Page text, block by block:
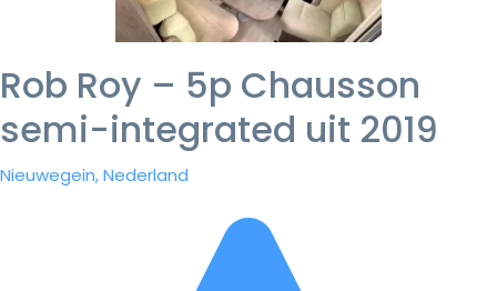
Rob Roy – 5p Chausson
semi-integrated uit 2019
Nieuwegein, Nederland